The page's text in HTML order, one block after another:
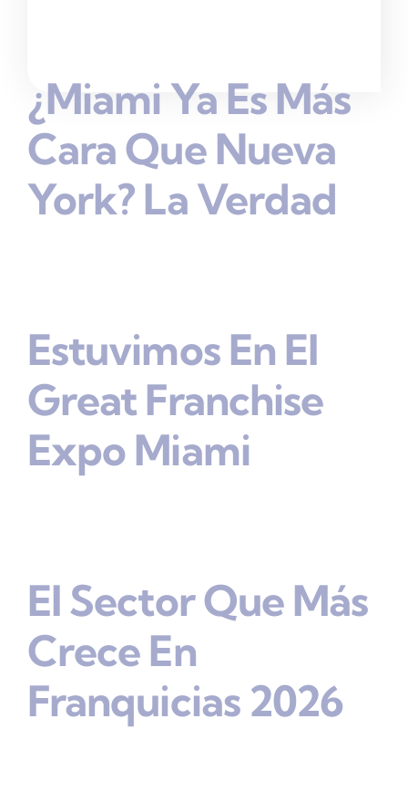
¿Miami Ya Es Más
Cara Que Nueva
York? La Verdad
Estuvimos En El
Great Franchise
Expo Miami
El Sector Que Más
Crece En
Franquicias 2026